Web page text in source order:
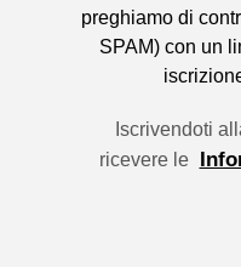
preghiamo di
SPAM) con un
Iscrivendoti
ricevere le